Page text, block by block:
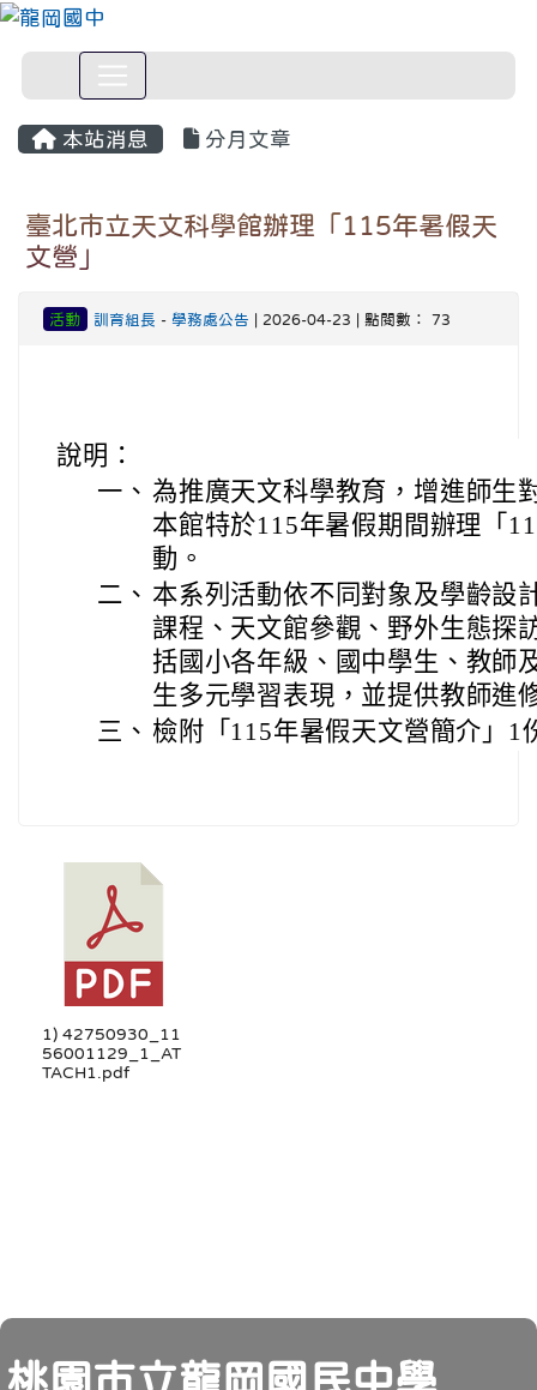
本站消息 分月文章
臺北市立天文科學館辦理「115年暑假天
文營」
活動 訓育組長 - 學務處公告 | 2026-04-23 | 點閱數： 73
說明：
一、 為推廣天文科學教育，增進師生
本館特於115年暑假期間辦理「
動。
二、 本系列活動依不同對象及學齡設
課程、天文館參觀、野外生態探
括國小各年級、國中學生、教師
生多元學習表現，並提供教師進
三、 檢附「115年暑假天文營簡介」1
1) 42750930_11
56001129_1_AT
TACH1.pdf
頁尾
桃園市立龍岡國民中學